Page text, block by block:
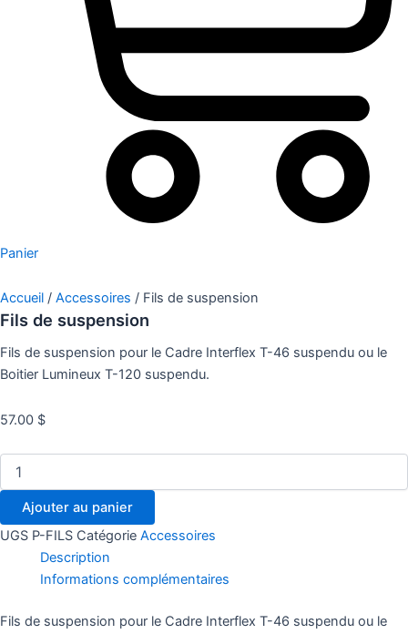
Panier
Accueil / Accessoires / Fils de suspension
Fils de suspension
Fils de suspension pour le Cadre Interflex T-46 suspendu ou le
Boitier Lumineux T-120 suspendu.
57.00 $
Ajouter au panier
UGS P-FILS Catégorie Accessoires
Description
Informations complémentaires
Fils de suspension pour le Cadre Interflex T-46 suspendu ou le